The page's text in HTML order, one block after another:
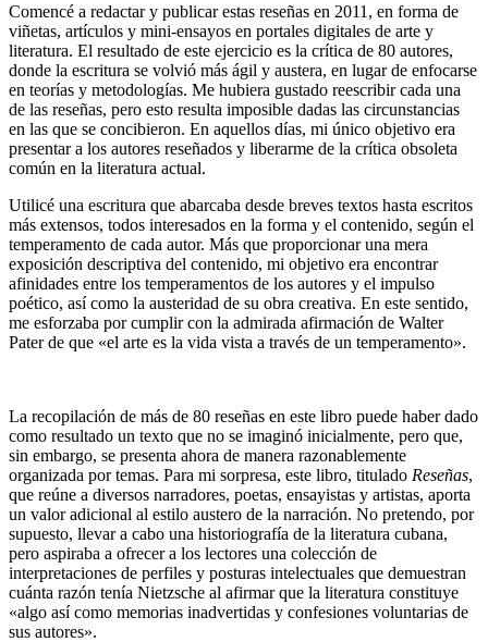
Comencé a redactar y publicar estas reseñas en 2011, en forma de
viñetas, artículos y mini-ensayos en portales digitales de arte y
literatura. El resultado de este ejercicio es la crítica de 80 autores,
donde la escritura se volvió más ágil y austera, en lugar de enfocarse
en teorías y metodologías. Me hubiera gustado reescribir cada una
de las reseñas, pero esto resulta imposible dadas las circunstancias
en las que se concibieron. En aquellos días, mi único objetivo era
presentar a los autores reseñados y liberarme de la crítica obsoleta
común en la literatura actual.
Utilicé una escritura que abarcaba desde breves textos hasta escritos
más extensos, todos interesados en la forma y el contenido, según el
temperamento de cada autor. Más que proporcionar una mera
exposición descriptiva del contenido, mi objetivo era encontrar
afinidades entre los temperamentos de los autores y el impulso
poético, así como la austeridad de su obra creativa. En este sentido,
me esforzaba por cumplir con la admirada afirmación de Walter
Pater de que «el arte es la vida vista a través de un temperamento».
La recopilación de más de 80 reseñas en este libro puede haber dado
como resultado un texto que no se imaginó inicialmente, pero que,
sin embargo, se presenta ahora de manera razonablemente
organizada por temas. Para mi sorpresa, este libro, titulado Reseñas,
que reúne a diversos narradores, poetas, ensayistas y artistas, aporta
un valor adicional al estilo austero de la narración. No pretendo, por
supuesto, llevar a cabo una historiografía de la literatura cubana,
pero aspiraba a ofrecer a los lectores una colección de
interpretaciones de perfiles y posturas intelectuales que demuestran
cuánta razón tenía Nietzsche al afirmar que la literatura constituye
«algo así como memorias inadvertidas y confesiones voluntarias de
sus autores».